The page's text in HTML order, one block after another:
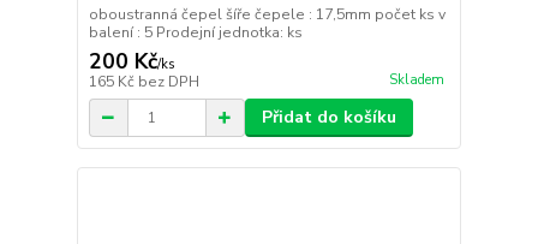
oboustranná čepel šíře čepele : 17,5mm počet ks v
balení : 5 Prodejní jednotka: ks
200 Kč/ks
165 Kč bez DPH Skladem
Přidat do košíku